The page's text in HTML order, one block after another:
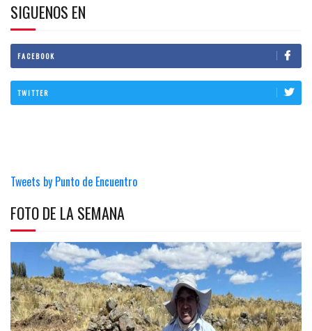
SIGUENOS EN
FACEBOOK
TWITTER
Tweets by Punto de Encuentro
FOTO DE LA SEMANA